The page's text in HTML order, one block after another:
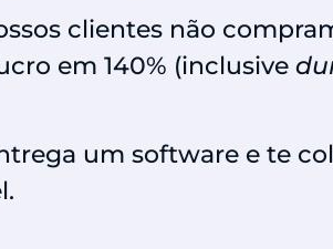
clientes não
em 140% (inclusive
um software e te